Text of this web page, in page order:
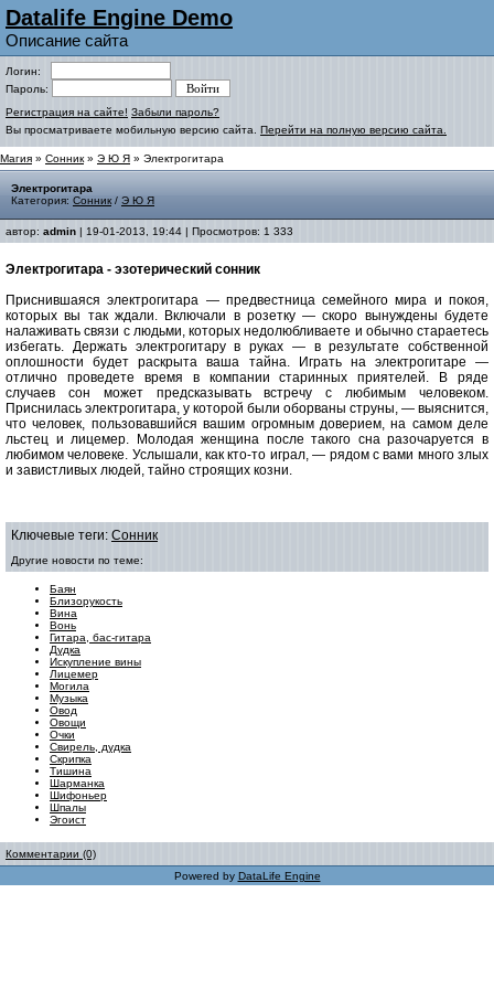
Datalife Engine Demo
Описание сайта
Логин:
Пароль:
Регистрация на сайте! Забыли пароль?
Вы просматриваете мобильную версию сайта. Перейти на полную версию сайта.
Магия » Сонник » Э Ю Я » Электрогитара
Электрогитара
Категория: Сонник / Э Ю Я
автор: admin | 19-01-2013, 19:44 | Просмотров: 1 333
Электрогитара - эзотерический сонник
Приснившаяся электрогитара — предвестница семейного мира и покоя,
которых вы так ждали. Включали в розетку — скоро вынуждены будете
налаживать связи с людьми, которых недолюбливаете и обычно стараетесь
избегать. Держать электрогитару в руках — в результате собственной
оплошности будет раскрыта ваша тайна.Играть на электрогитаре —
отлично проведете время в компании старинных приятелей. В ряде
случаев сон может предсказывать встречу с любимым человеком.
Приснилась электрогитара, у которой были оборваны струны, — выяснится,
что человек, пользовавшийся вашим огромным доверием, на самом деле
льстец и лицемер. Молодая женщина после такого сна разочаруется в
любимом человеке. Услышали, как кто-то играл, — рядом с вами много злых
и завистливых людей, тайно строящих козни.
Ключевые теги: Сонник
Другие новости по теме:
Баян
Близорукость
Вина
Вонь
Гитара, бас-гитара
Дудка
Искупление вины
Лицемер
Могила
Музыка
Овод
Овощи
Очки
Свирель, дудка
Скрипка
Тишина
Шарманка
Шифоньер
Шпалы
Эгоист
Комментарии (0)
Powered by DataLife Engine